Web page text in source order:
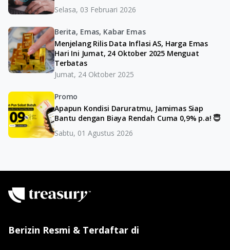
Selasa, 03 Februari 2026
Berita, Emas, Kabar Emas
Menjelang Rilis Data Inflasi AS, Harga Emas
Hari Ini Jumat, 24 Oktober 2025 Menguat
Terbatas
Jumat, 24 Oktober 2025
Promo
Apapun Kondisi Daruratmu, Jamimas Siap
Bantu dengan Biaya Rendah Cuma 0,9% p.a! 😇
Sabtu, 01 Agustus 2026
Berizin Resmi & Terdaftar di